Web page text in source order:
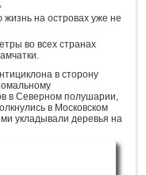
жизнь на островах уже не
во всех странах
в сторону
в Северном полушарии,
в Московском
укладывали деревья на